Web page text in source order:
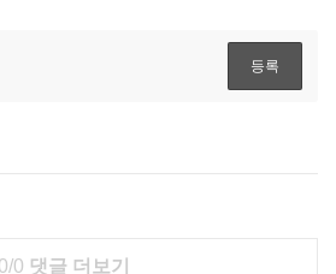
0/0 댓글 더보기